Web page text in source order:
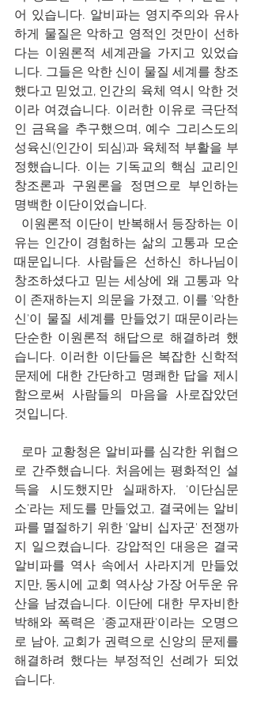
어 있습니다. 알비파는 영지주의와 유사
하게 물질은 악하고 영적인 것만이 선하
다는 이원론적 세계관을 가지고 있었습
니다. 그들은 악한 신이 물질 세계를 창조
했다고 믿었고, 인간의 육체 역시 악한 것
이라 여겼습니다. 이러한 이유로 극단적
인 금욕을 추구했으며, 예수 그리스도의
성육신(인간이 되심)과 육체적 부활을 부
정했습니다. 이는 기독교의 핵심 교리인
창조론과 구원론을 정면으로 부인하는
명백한 이단이었습니다.
유는 인간이 경험하는 삶의 고통과 모순
때문입니다. 사람들은 선하신 하나님이
창조하셨다고 믿는 세상에 왜 고통과 악
이 존재하는지 의문을 가졌고, 이를 '악한
신'이 물질 세계를 만들었기 때문이라는
단순한 이원론적 해답으로 해결하려 했
습니다. 이러한 이단들은 복잡한 신학적
문제에 대한 간단하고 명쾌한 답을 제시
함으로써 사람들의 마음을 사로잡았던
것입니다.
로 간주했습니다. 처음에는 평화적인 설
득을 시도했지만 실패하자, ‘이단심문
소’라는 제도를 만들었고, 결국에는 알비
파를 멸절하기 위한 '알비 십자군' 전쟁까
지 일으켰습니다. 강압적인 대응은 결국
알비파를 역사 속에서 사라지게 만들었
지만, 동시에 교회 역사상 가장 어두운 유
산을 남겼습니다. 이단에 대한 무자비한
박해와 폭력은 '종교재판'이라는 오명으
로 남아, 교회가 권력으로 신앙의 문제를
해결하려 했다는 부정적인 선례가 되었
습니다.